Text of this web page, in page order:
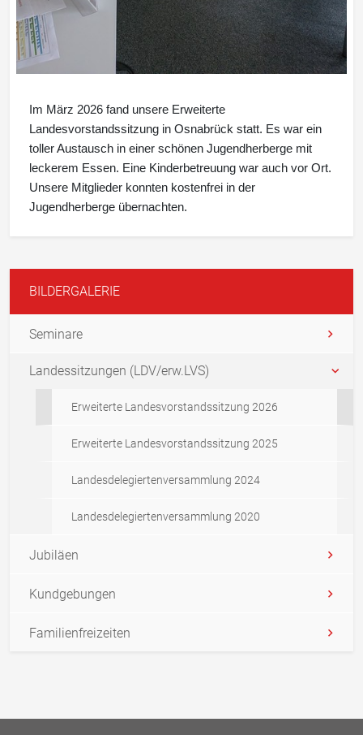
Im März 2026 fand unsere Erweiterte
Landesvorstandssitzung in Osnabrück statt. Es war ein
toller Austausch in einer schönen Jugendherberge mit
leckerem Essen. Eine Kinderbetreuung war auch vor Ort.
Unsere Mitglieder konnten kostenfrei in der
Jugendherberge übernachten.
BILDERGALERIE
Seminare
Landessitzungen (LDV/erw.LVS)
Erweiterte Landesvorstandssitzung 2026
Erweiterte Landesvorstandssitzung 2025
Landesdelegiertenversammlung 2024
Landesdelegiertenversammlung 2020
Jubiläen
Kundgebungen
Familienfreizeiten